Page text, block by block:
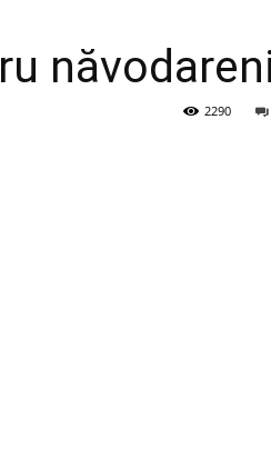
năvodareni
2290